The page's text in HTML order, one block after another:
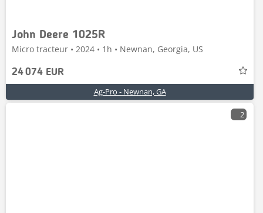
John Deere 1025R
Micro tracteur • 2024 • 1h • Newnan, Georgia, US
24 074 EUR
Ag-Pro - Newnan, GA
2